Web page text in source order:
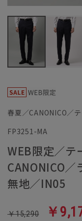
春夏／CANONICO／
FP3251-MA
WEB限定／テ
CANONICO／
無地／IN05
￥15,290 ￥